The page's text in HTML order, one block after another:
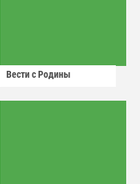
Вести с Родины